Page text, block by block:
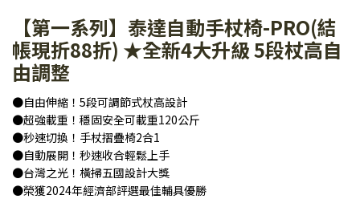
【第一系列】泰達自動手杖椅-PRO(結
帳現折88折) ★全新4大升級 5段杖高自
由調整
●自由伸縮！5段可調節式杖高設計
●超強載重！穩固安全可載重120公斤
●秒速切換！手杖摺疊椅2合1
●自動展開！秒速收合輕鬆上手
●台灣之光！橫掃五國設計大獎
●榮獲2024年經濟部評選最佳輔具優勝